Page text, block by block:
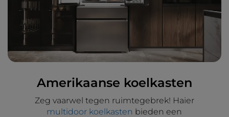
Amerikaanse koelkasten
Zeg vaarwel tegen ruimtegebrek! Haier
multidoor koelkasten bieden een